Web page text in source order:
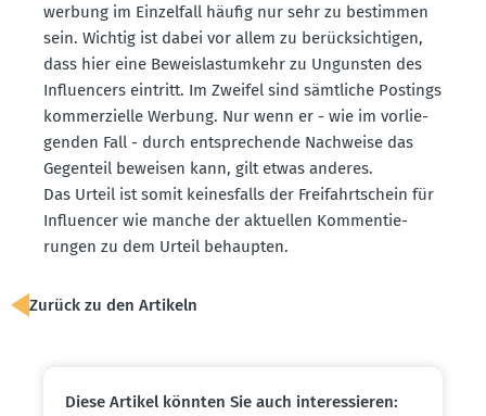
werbung im Einzelfall häufig nur sehr zu bestimmen
sein. Wichtig ist dabei vor allem zu berück­sich­tigen,
dass hier eine Beweis­last­umkehr zu Ungunsten des
Influ­encers eintritt. Im Zweifel sind sämtliche Postings
kommer­zielle Werbung. Nur wenn er - wie im vorlie­
genden Fall - durch entspre­chende Nachweise das
Gegenteil beweisen kann, gilt etwas anderes.
Das Urteil ist somit keines­falls der Freifahrt­schein für
Influ­encer wie manche der aktuellen Kommen­tie­
rungen zu dem Urteil behaupten.
Zurück zu den Artikeln
Diese Artikel könnten Sie auch inter­es­sieren: